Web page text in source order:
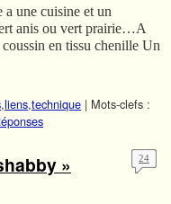
a une cuisine et un
anis ou vert prairie…A
en tissu chenille Un
,liens,technique | Mots-clefs :
» 24